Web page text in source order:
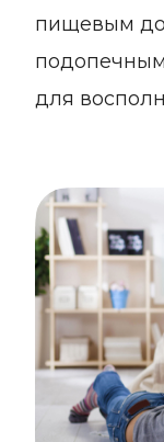
пищевым
для